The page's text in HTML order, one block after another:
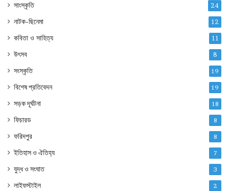
সাংস্কৃতি 24
নাটক-ছিনেমা 12
কবিতা ও সাহিত্য 11
উৎসব 8
সংস্কৃতি 19
বিশেষ প্রতিবেদন 19
সড়ক দূর্ঘটনা 18
ফিচারড 8
ফরিদপুর 8
ইতিহাস ও ঐতিহ্য 7
যুদ্ধ ও সংঘাত 3
লাইফস্টাইল 2